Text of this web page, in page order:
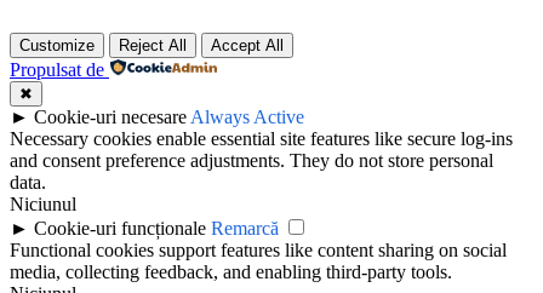
Customize Reject All Accept All
Propulsat de
✖
► Cookie-uri necesare Always Active
Necessary cookies enable essential site features like secure log-ins
and consent preference adjustments. They do not store personal
data.
Niciunul
► Cookie-uri funcționale Remarcă
Functional cookies support features like content sharing on social
media, collecting feedback, and enabling third-party tools.